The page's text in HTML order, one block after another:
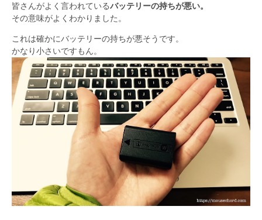
皆さんがよく言われているバッテリーの持ちが悪い。
その意味がよくわかりました。
これは確かにバッテリーの持ちが悪そうです。
かなり小さいですもん。